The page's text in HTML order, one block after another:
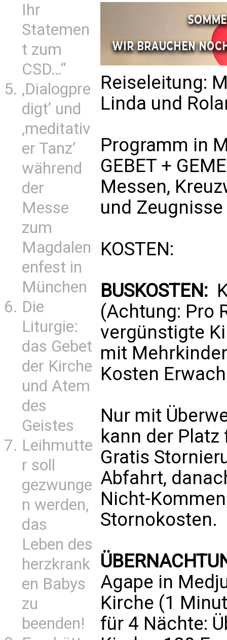
Ihr
Statemen
t zum
CSD…“
‚Dialogpre
digt‘ und
‚meditativ
er Tanz’
während
der
Messe
zum
Magdalen
enfest in
München
Die
Liturgie:
das Gebet
der Kirche
und Atem
des
Geistes
Leihmutte
r soll
gezwunge
n werden,
das
Leben des
herzkrank
en Babys
zu
beenden!
Reiseleitung:
Linda und
Programm in
GEBET +
Messen,
und
KOSTEN:
BUSKOSTEN:
(Achtung: Pro
vergünstigte
mit
Kosten
Nur mit
kann der
Gratis
Abfahrt,
Nicht-
Stornokosten.
Agape in
Kirche (1
für 4 Nächte: